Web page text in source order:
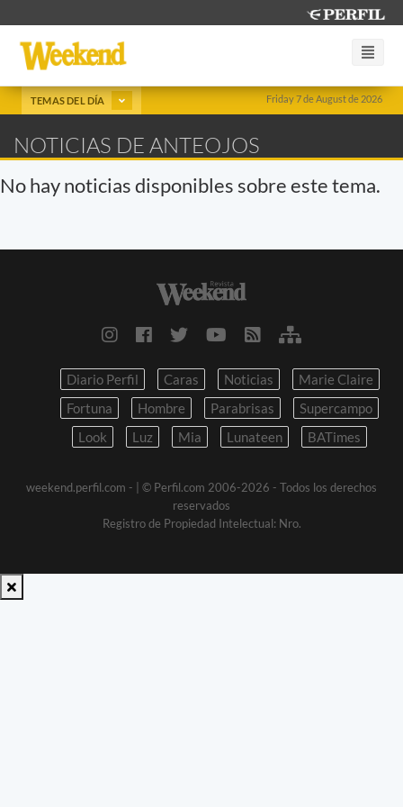
Friday 7 de August de 2026
TEMAS DEL DÍA
NOTICIAS DE ANTEOJOS
No hay noticias disponibles sobre este tema.
Diario Perfil Caras Noticias
Marie Claire
Fortuna
Hombre Parabrisas
Supercampo
Look
Luz Mia Lunateen BATimes
weekend.perfil.com -
| © Perfil.com 2006-2026 - Todos los derechos
reservados
Registro de Propiedad Intelectual: Nro.